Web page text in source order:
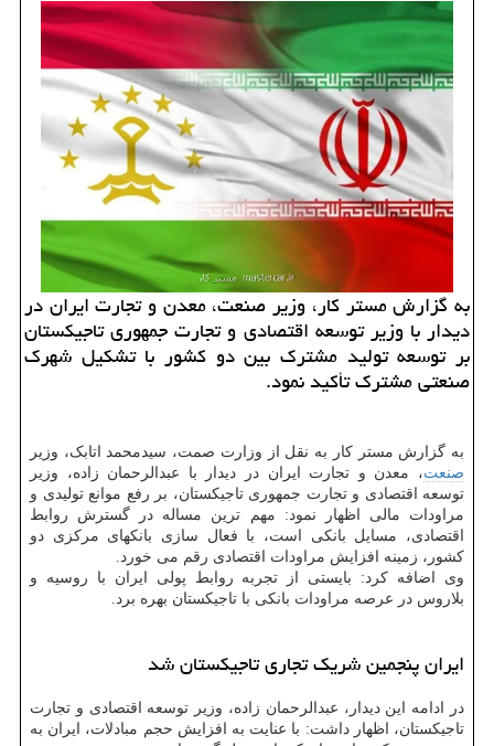
به گزارش مستر کار، وزیر صنعت، معدن و تجارت ایران در
دیدار با وزیر توسعه اقتصادی و تجارت جمهوری تاجیکستان
بر توسعه تولید مشترک بین دو کشور با تشکیل شهرک
صنعتی مشترک تأکید نمود.
به گزارش مستر کار به نقل از وزارت صمت، سیدمحمد اتابک، وزیر
صنعت، معدن و تجارت ایران در دیدار با عبدالرحمان زاده، وزیر
توسعه اقتصادی و تجارت جمهوری تاجیکستان، بر رفع موانع تولیدی و
مراودات مالی اظهار نمود: مهم ترین مساله در گسترش روابط
اقتصادی، مسایل بانکی است، با فعال سازی بانکهای مرکزی دو
کشور، زمینه افزایش مراودات اقتصادی رقم می خورد.
وی اضافه کرد: بایستی از تجربه روابط پولی ایران با روسیه و
بلاروس در عرصه مراودات بانکی با تاجیکستان بهره برد.
ایران پنجمین شریک تجاری تاجیکستان شد
در ادامه این دیدار، عبدالرحمان زاده، وزیر توسعه اقتصادی و تجارت
تاجیکستان، اظهار داشت: با عنایت به افزایش حجم مبادلات، ایران به